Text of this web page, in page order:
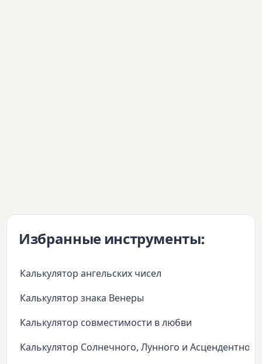
Избранные инструменты:
Калькулятор ангельских чисел
Калькулятор знака Венеры
Калькулятор совместимости в любви
Калькулятор Солнечного, Лунного и Асцендентного